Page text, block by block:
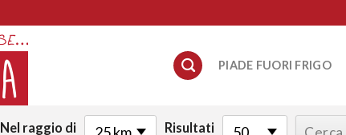
PIADE FUORI FRIGO
Nel raggio di Risultati